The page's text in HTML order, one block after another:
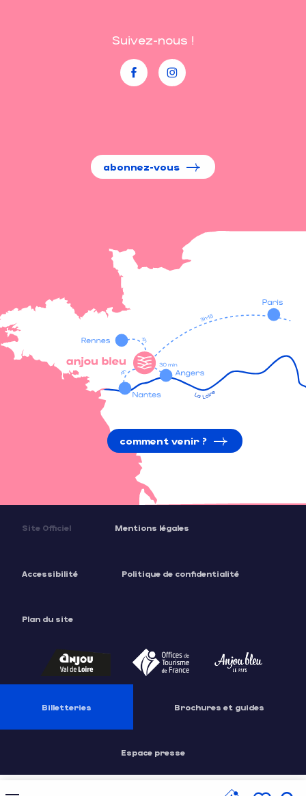
Suivez-nous !
abonnez-vous
comment venir ?
Site Officiel Mentions légales
Accessibilité Politique de confidentialité
Plan du site
Billetteries Brochures et guides
Espace presse